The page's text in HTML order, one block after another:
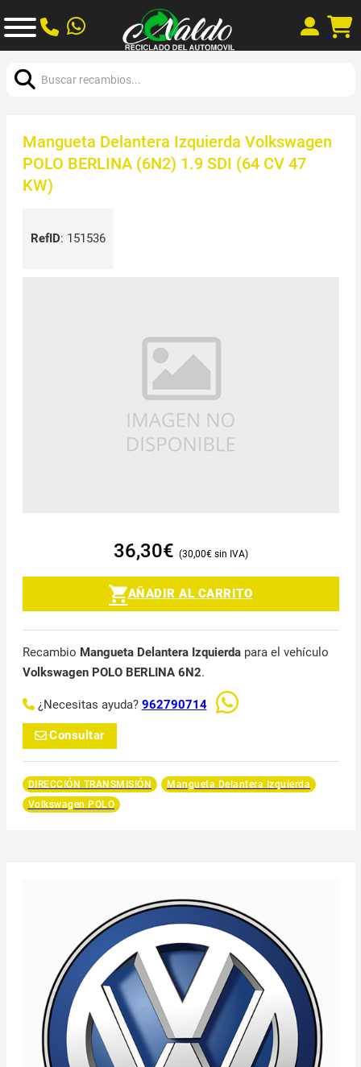
Mangueta Delantera Izquierda Volkswagen
POLO BERLINA (6N2) 1.9 SDI (64 CV 47
KW)
RefID: 151536
36,30€ 30,00€
AÑADIR AL CARRITO
Recambio Mangueta Delantera Izquierdapara el vehículo
Volkswagen POLO BERLINA 6N2.
¿Necesitas ayuda? 962790714
Consultar
DIRECCIÓN TRANSMISIÓN
Mangueta Delantera Izquierda
Volkswagen POLO